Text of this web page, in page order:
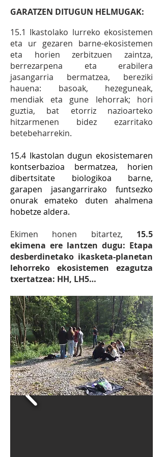
GARATZEN DITUGUN HELMUGAK:
15.1 Ikastolako lurreko ekosistemen
eta ur gezaren barne-ekosistemen
eta horien zerbitzuen zaintza,
berrezarpena eta erabilera
jasangarria bermatzea, bereziki
hauena: basoak, hezeguneak,
mendiak eta gune lehorrak; hori
guztia, bat etorriz nazioarteko
hitzarmenen bidez ezarritako
betebeharrekin.
15.4 Ikastolan dugun ekosistemaren
kontserbazioa bermatzea, horien
dibertsitate biologikoa barne,
garapen jasangarrirako funtsezko
onurak emateko duten ahalmena
hobetze aldera.
Ekimen honen bitartez, 15.5
ekimena ere lantzen dugu: Etapa
desberdinetako ikasketa-planetan
lehorreko ekosistemen ezagutza
txertatzea: HH, LH5…